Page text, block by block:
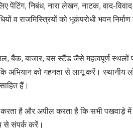
पेंटिंग, निबंध, नारा लेखन, नाटक, वाद-
व राजमिस्त्रियों को भूकंपरोधी भवन निर्माण
बाजार, बस स्टैंड जैसे महत्वपूर्ण स्थलों
कि अभियान को गहनता से लागू करें। स्थानीय
हैं।
है और अपील करता है कि सभी पखवाड़े
से संपर्क करें।